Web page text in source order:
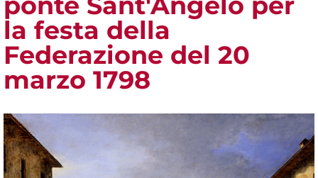
la festa della
Federazione del 20
marzo 1798